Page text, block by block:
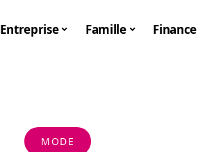
Entreprise Famille Finance
MODE